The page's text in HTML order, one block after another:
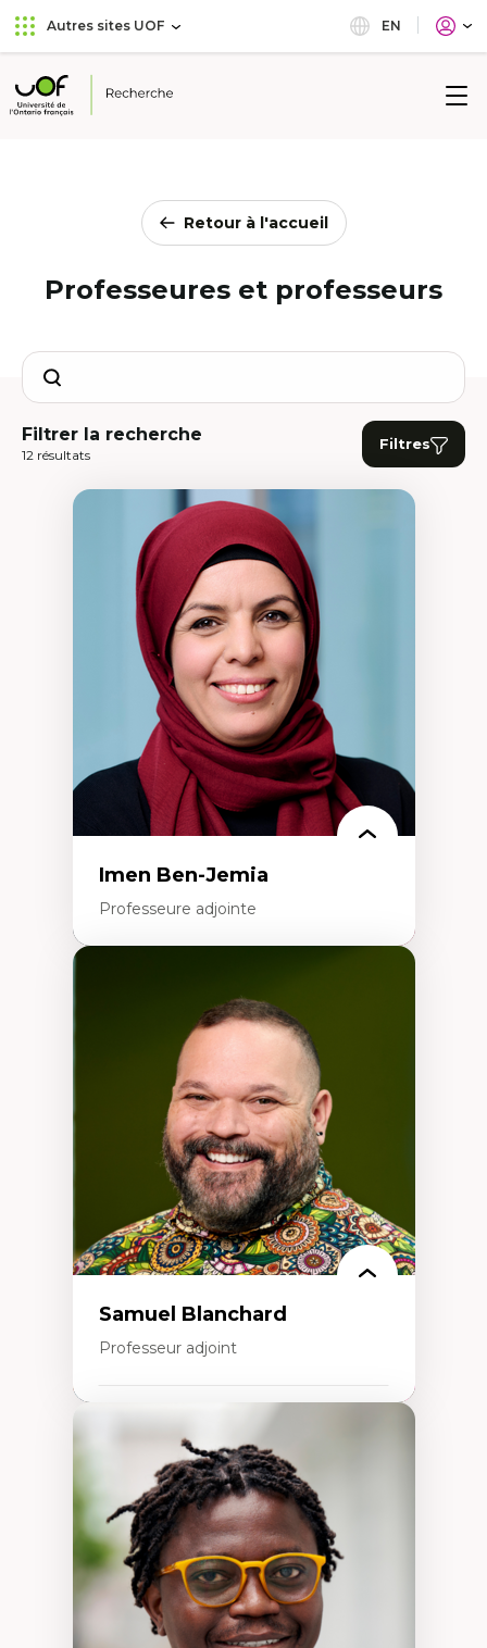
Aller
au
principal
Passer
au
Autres sites UOF EN
Université
Retour à l'accueil
Professeures et professeurs
Search
Filtrer la recherche
12 résultats
Filtres
Imen Ben-Jemia
Professeure adjointe
Discours sur la ville et représentations
Mosquées, formes et usages au Canada
Reconnaissance et représentations des
communautés immigrantes dans l'espace
Design architectural et urbain
Patrimoine et patrimonialisation
Études postcoloniales et décolonisation des
savoirs
Samuel Blanchard
Professeur adjoint
Didactique des sciences – processus
d’enquête et culture scientifique
Éducation en milieu minoritaire –
construction identitaire et conscience
critique
Technologies éducatives – ludification et
programmation pédagogique
La langue dans toutes les matières –
environnement discursif et langage
scientifique